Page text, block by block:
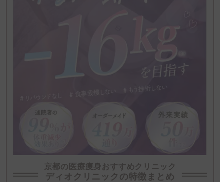
京都の医療痩身おすすめクリニック
ディオクリニックの特徴まとめ